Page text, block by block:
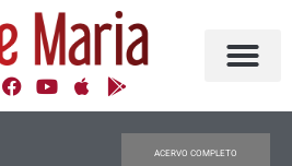
ACERVO COMPLETO